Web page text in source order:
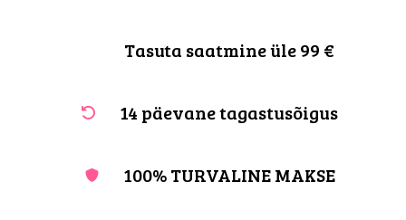
Tasuta saatmine üle 99 €
14 päevane tagastusõigus
100% TURVALINE MAKSE